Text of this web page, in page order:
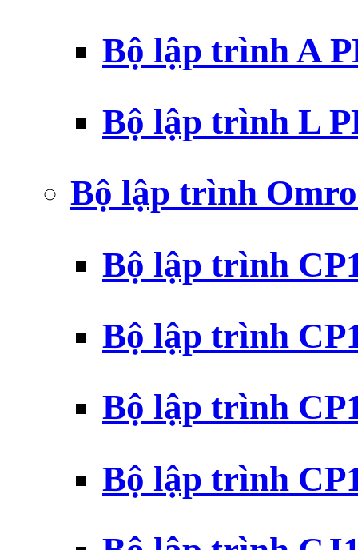
Bộ lập trình A
Bộ lập trình L
Bộ lập trình
Bộ lập trình
Bộ lập trình
Bộ lập trình
Bộ lập trình